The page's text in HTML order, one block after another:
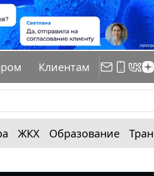
Клиентам
ЖКХ Образование